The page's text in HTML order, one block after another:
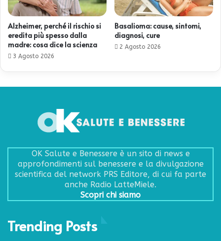
Alzheimer, perché il rischio si
eredita più spesso dalla
madre: cosa dice la scienza
3 Agosto 2026
Basalioma: cause, sintomi,
diagnosi, cure
2 Agosto 2026
OK Salute e Benessere è un sito di news e
approfondimenti sul benessere e la divulgazione
scientifica del network PRS Editore, di cui fa parte
anche Radio LatteMiele.
Scopri chi siamo
Trending Posts